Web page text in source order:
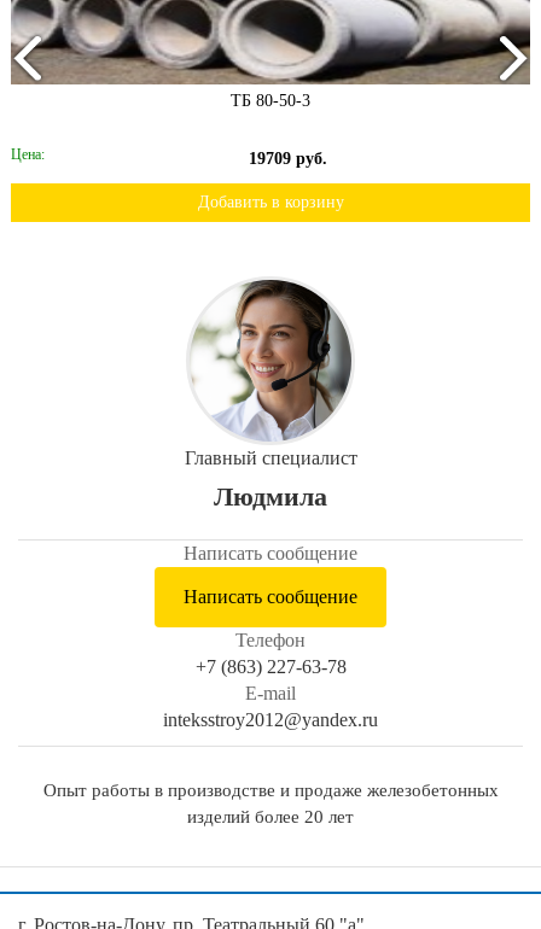
ТБ 80-50-3
Цена: 19709 руб.
Добавить в корзину
Главный специалист
Людмила
Написать сообщение
Написать сообщение
Телефон
+7 (863) 227-63-78
E-mail
inteksstroy2012@yandex.ru
Опыт работы в производстве и продаже железобетонных
изделий более 20 лет